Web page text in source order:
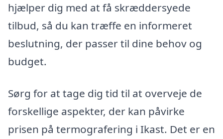
hjælper dig med at få skræddersyede
tilbud, så du kan træffe en informeret
beslutning, der passer til dine behov og
budget.
Sørg for at tage dig tid til at overveje de
forskellige aspekter, der kan påvirke
prisen på termografering i Ikast. Det er en